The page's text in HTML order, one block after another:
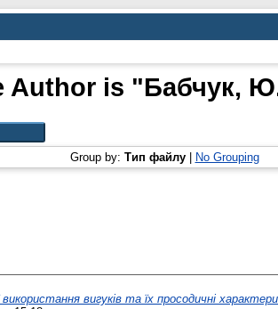
Author is "Бабчук,
Group by: Тип файлу| No Grouping
використання вигуків та їх просодичні